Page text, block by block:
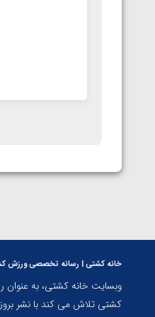
خانه کشتی | رسانه تخصصی ورزش
وبسایت خانه کشتی، به
کشتی تلاش می کند با نشر